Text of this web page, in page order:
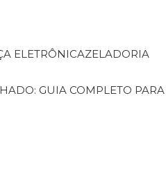
ELETRÔNICA ZELADORIA
GUIA COMPLETO